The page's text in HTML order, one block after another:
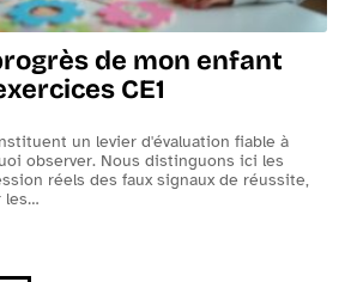
de mon enfant
CE1
un levier d'évaluation fiable à
observer. Nous distinguons ici les
réels des faux signaux de réussite,
les…